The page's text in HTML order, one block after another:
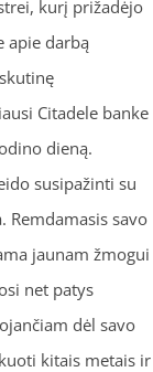
kurį prižadėjo
apie darbą
Citadele banke
dieną.
susipažinti su
savo
jaunam žmogui
net patys
dėl savo
kitais metais ir